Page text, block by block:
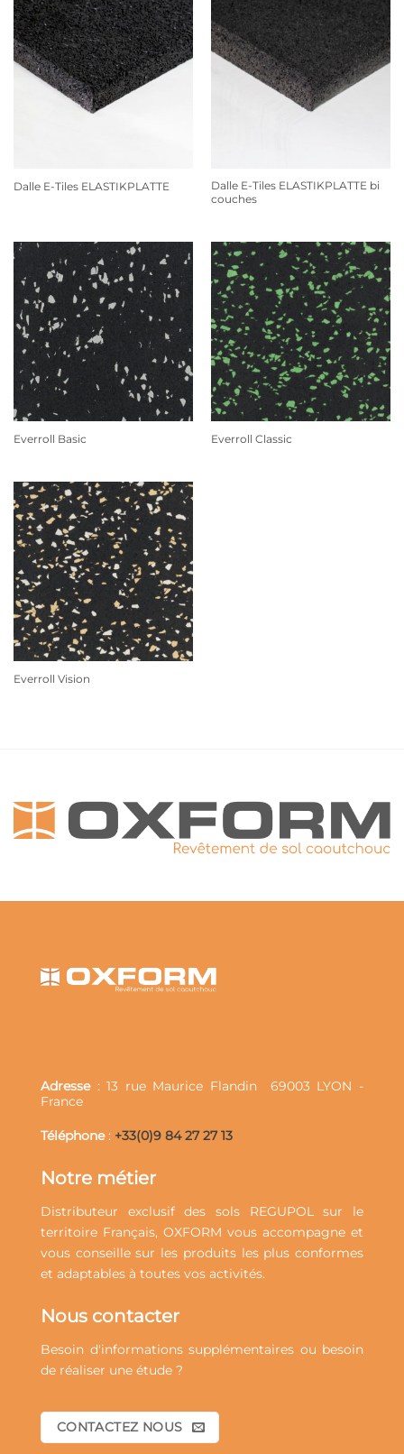
Dalle E-Tiles ELASTIKPLATTE
Dalle E-Tiles ELASTIKPLATTE bi
couches
Everroll Basic Everroll Classic
Everroll Vision
Adresse: 13 rue Maurice Flandin 69003 LYON -
France
Téléphone: +33(0)9 84 27 27 13
Notre métier
Distributeur exclusif des sols REGUPOL sur le
territoire Français, OXFORM vous accompagne et
vous conseille sur les produitsles plus conformes
et adaptables à toutes vos activités.
Nous contacter
Besoin d'informations supplémentaires ou besoin
de réaliser une étude ?
CONTACTEZ NOUS